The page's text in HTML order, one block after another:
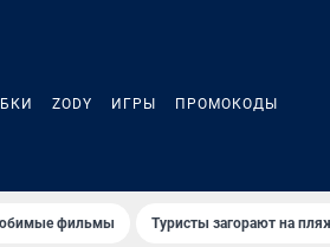
ZODY ИГРЫ ПРОМОКОДЫ
фильмы Туристы загорают на